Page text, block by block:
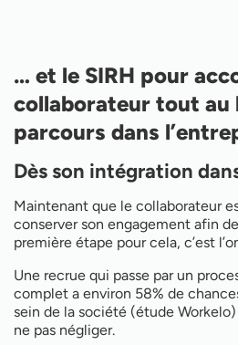
… et le SIRH pour
collaborateur tout au
parcours dans
Dès son intégration
Maintenant que le collaborateur
conserver son engagement afin
première étape pour cela, c’est
Une recrue qui passe par un
complet a environ 58% de
sein de la société (étude
ne pas négliger.